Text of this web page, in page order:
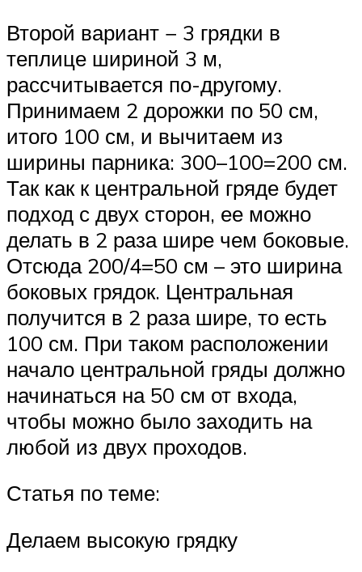
Второй вариант − 3 грядки в
теплице шириной 3 м,
рассчитывается по-другому.
Принимаем 2 дорожки по 50 см,
итого 100 см, и вычитаем из
ширины парника: 300–100=200 см.
Так как к центральной гряде будет
подход с двух сторон, ее можно
делать в 2 раза шире чем боковые.
Отсюда 200/4=50 см – это ширина
боковых грядок. Центральная
получится в 2 раза шире, то есть
100 см. При таком расположении
начало центральной гряды должно
начинаться на 50 см от входа,
чтобы можно было заходить на
любой из двух проходов.
Статья по теме:
Делаем высокую грядку